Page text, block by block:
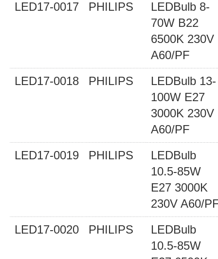
LED17-0017 PHILIPS
LEDBulb 8-
70W B22
6500K 230V
A60/PF
LED17-0018 PHILIPS
LEDBulb 13-
100W E27
3000K 230V
A60/PF
LED17-0019 PHILIPS
LEDBulb
10.5-85W
E27 3000K
230V A60/
LED17-0020 PHILIPS
LEDBulb
10.5-85W